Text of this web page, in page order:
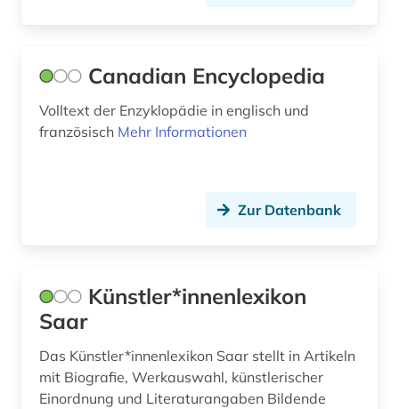
orgelkomponist (1)
psychologie (1)
pädagogik (1)
recht (2)
Canadian Encyclopedia
Volltext der Enzyklopädie in englisch und
französisch Mehr Informationen
Zur Datenbank
Künstler*innenlexikon
Saar
Das Künstler*innenlexikon Saar stellt in Artikeln
mit Biografie, Werkauswahl, künstlerischer
Einordnung und Literaturangaben Bildende